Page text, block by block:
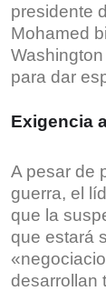
presidente
Mohamed
para dar
Exigencia
A pesar de
guerra, el
que la
que estará
desarrollan